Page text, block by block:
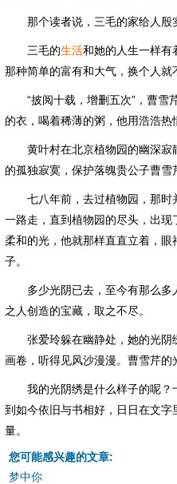
那个读者说，三毛的家给人殷
三毛的生活和她的人生一样有
那种简单的富有和大气，换个人就
“披阅十载，增删五次”，曹
的衣，喝着稀薄的粥，他用浩浩热
黄叶村在北京植物园的幽深
的孤独寂寞，保护落魄贵公子曹雪
七八年前，去过植物园，那时
一路走，直到植物园的尽头，出
柔和的光，他就那样直直立着，
子。
多少光阴已去，至今有那么
之人创造的宝藏，取之不尽。
张爱玲躲在幽静处，她的光
画卷，听得见风沙漫漫。曹雪芹的
我的光阴绣是什么样子的呢？
到如今依旧与书相好，日日在文字
量。
您可能感兴趣的文章:
梦中你